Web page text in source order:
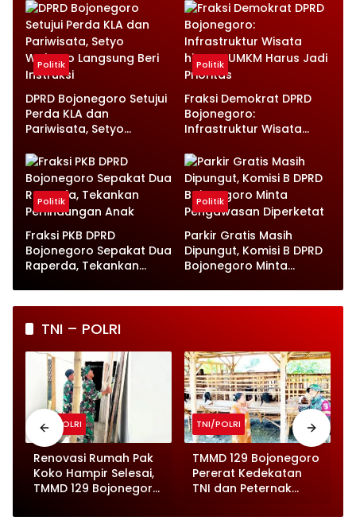
Disampaikan
Anak
Politik
DPRD Bojonegoro Setujui
Perda KLA dan
Pariwisata, Setyo
Instruksi
Politik
Fraksi Demokrat DPRD
Bojonegoro:
Infrastruktur Wisata
Prioritas
Politik
Fraksi PKB DPRD
Bojonegoro Sepakat Dua
Raperda, Tekankan
Politik
Parkir Gratis Masih
Dipungut, Komisi B DPRD
Bojonegoro Minta
TNI – POLRI
TNI/POLRI
Renovasi Rumah Pak
Koko Hampir Selesai,
TMMD 129 Bojonegoro
Pesat
TNI/POLRI
TMMD 129 Bojonegoro
Pererat Kedekatan
TNI dan Peternak